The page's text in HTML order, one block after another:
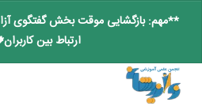
**مهم: بازگشایی موقت بخش گفتگوی
ارتباط بین کاربران**